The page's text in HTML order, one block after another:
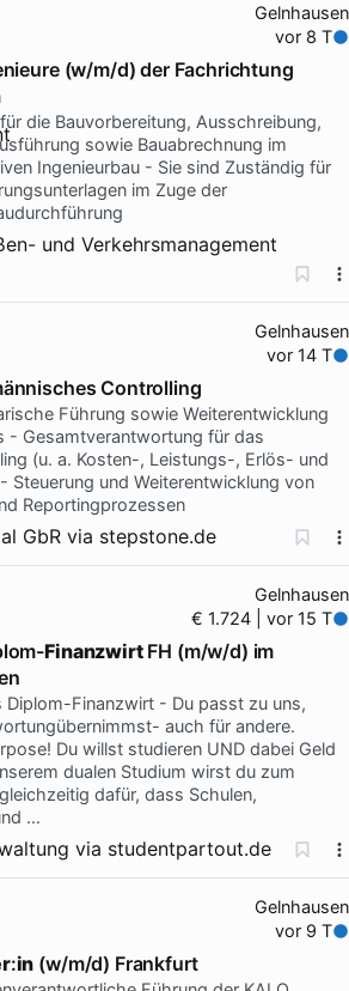
Gelnhausen
vor 8 T
(w/m/d) der Fachrichtung
die Bauvorbereitung, Ausschreibung,
sowie Bauabrechnung im
Ingenieurbau - Sie sind Zuständig für
im Zuge der
und Verkehrsmanagement
Gelnhausen
vor 14 T
Controlling
Führung sowie Weiterentwicklung
- Gesamtverantwortung für das
(u. a. Kosten-, Leistungs-, Erlös- und
Steuerung und Weiterentwicklung von
Reportingprozessen
GbR via stepstone.de
Gelnhausen
€ 1.724 | vor 15 T
FinanzwirtFH (m/w/d) im
Diplom-Finanzwirt - Du passt zu uns,
auch für andere.
Du willst studieren UND dabei Geld
dualen Studium wirst du zum
dafür, dass Schulen,
…
via studentpartout.de
Gelnhausen
vor 9 T
:in (w/m/d) Frankfurt